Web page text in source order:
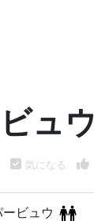
ュウ
気になる
ビュウ